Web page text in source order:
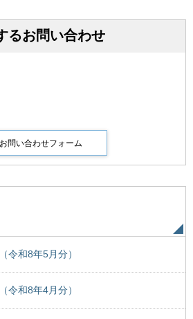
るお問い合わせ
令和8年5月分）
令和8年4月分）